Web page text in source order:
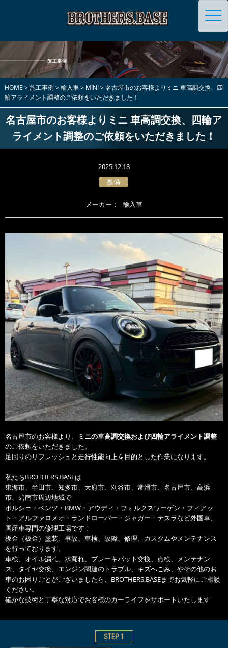
HOME >施工事例 >輸入車> MINI>名古屋市のお客様よりミニ 車高調交換、四
輪アライメント調整のご依頼をいただきました！
名古屋市のお客様よりミニ 車高調交換、四輪ア
ライメント調整のご依頼をいただきました！
2025.12.18
整備
メーカー： 輸入車
名古屋市のお客様より、
ミニの車高調交換および四輪アライメント調整
のご依頼をいただきました。
足回りのリフレッシュと走行性能向上を目的とした作業になります。
私たちBROTHERS.BASEは
東海市、半田市、知多市、大府市、刈谷市、常滑市、名古屋市、高浜
市、碧南市周辺地域で
ポルシェ・ベンツ・BMW・アウディ・フォルクスワーゲン・フィアッ
ト・アルファロメオ・ランドローバー・ジャガー・テスラなど外国車、
国産車専門の修理工場です！
板金（板金）塗装、事故、車検、故障、修理、カスタムやメンテナンス
を行っております。
車検、オイル漏れ、水漏れ、ブレーキパット交換、点検、メンテナン
ス、タイヤ交換、エンジン関連のトラブル、キズへこみ、やその他のお
車のお困りごとがございましたら、BROTHERS.BASEまでお気軽にご相談
ください。
確かな技術と丁寧な対応でお客様のカーライフをサポートいたします
STEP1